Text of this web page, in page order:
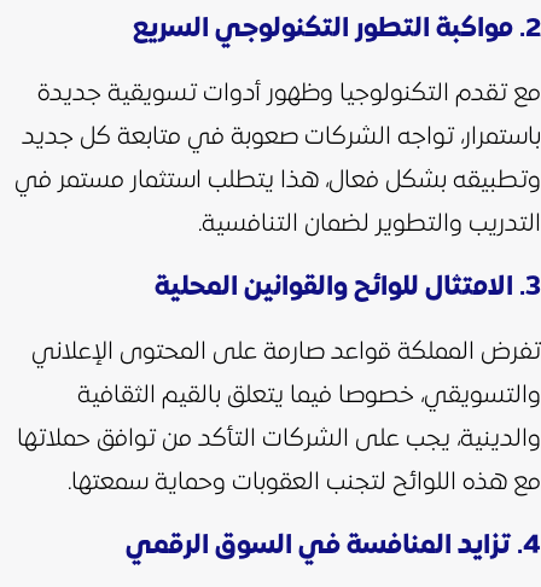
2. مواكبة التطور التكنولوجي السريع
مع تقدم التكنولوجيا وظهور أدوات تسويقية جديدة
باستمرار، تواجه الشركات صعوبة في متابعة كل جديد
وتطبيقه بشكل فعال، هذا يتطلب استثمار مستمر في
التدريب والتطوير لضمان التنافسية.
3. الامتثال للوائح والقوانين المحلية
تفرض المملكة قواعد صارمة على المحتوى الإعلاني
والتسويقي، خصوصا فيما يتعلق بالقيم الثقافية
والدينية، يجب على الشركات التأكد من توافق حملاتها
مع هذه اللوائح لتجنب العقوبات وحماية سمعتها.
4. تزايد المنافسة في السوق الرقمي